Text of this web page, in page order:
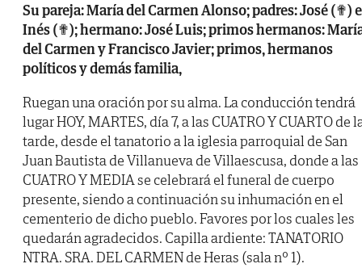
Su pareja: María del Carmen Alonso; padres: José (✟) e
Inés (✟); hermano: José Luis; primos hermanos:
del Carmen y Francisco Javier; primos, hermanos
políticos y demás familia,
Ruegan una oración por su alma. La conducción tendrá
lugar HOY, MARTES, día 7, a las CUATRO Y CUARTO de
tarde, desde el tanatorio a la iglesia parroquial de San
Juan Bautista de Villanueva de Villaescusa, donde a las
CUATRO Y MEDIA se celebrará el funeral de cuerpo
presente, siendo a continuación su inhumación en el
cementerio de dicho pueblo. Favores por los cuales les
quedarán agradecidos. Capilla ardiente: TANATORIO
NTRA. SRA. DEL CARMEN de Heras (sala nº 1).